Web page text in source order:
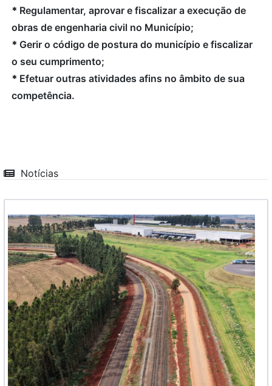
* Regulamentar, aprovar e fiscalizar a execução de
obras de engenharia civil no Município;
* Gerir o código de postura do município e fiscalizar
o seu cumprimento;
* Efetuar outras atividades afins no âmbito de sua
competência.
Notícias